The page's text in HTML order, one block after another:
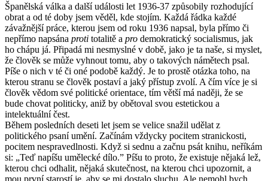
Španělská válka a další události let 1936-37 způsobily rozhodující
obrat a od té doby jsem věděl, kde stojím. Každá řádka každé
závažnější práce, kterou jsem od roku 1936 napsal, byla přímo či
nepřímo napsána proti totalitě a pro demokratický socialismus, jak
ho chápu já. Připadá mi nesmyslné v době, jako je ta naše, si myslet,
že člověk se může vyhnout tomu, aby o takových námětech psal.
Píše o nich v té či oné podobě každý. Je to prostě otázka toho, na
kterou stranu se člověk postaví a jaký přístup zvolí. A čím více je si
člověk vědom své politické orientace, tím větší má naději, že se
bude chovat politicky, aniž by obětoval svou estetickou a
intelektuální čest.
Během posledních deseti let jsem se velice snažil udělat z
politického psaní umění. Začínám vždycky pocitem stranickosti,
pocitem nespravedlnosti. Když si sednu a začnu psát knihu, neříkám
si: „Teď napíšu umělecké dílo.” Píšu to proto, že existuje nějaká lež,
kterou chci odhalit, nějaká skutečnost, na kterou chci upozornit, a
mou první starostí je, aby se mi dostalo sluchu. Ale nemohl bych